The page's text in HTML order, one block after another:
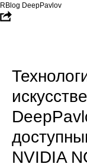
RBlog DeepPavlov
NVIDIA